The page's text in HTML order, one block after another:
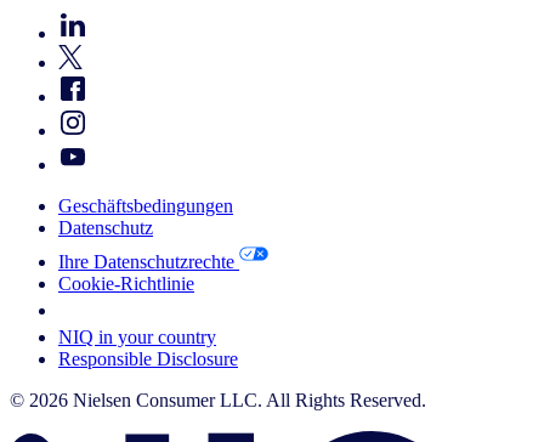
Geschäftsbedingungen
Datenschutz
Ihre Datenschutzrechte
Cookie-Richtlinie
NIQ in your country
Responsible Disclosure
© 2026 Nielsen Consumer LLC. All Rights Reserved.